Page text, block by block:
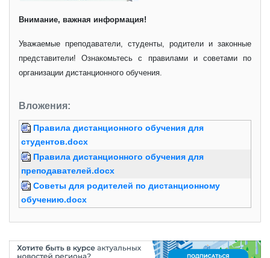
Внимание, важная информация!
Уважаемые преподаватели, студенты, родители и законные
представители! Ознакомьтесь с правилами и советами по
организации дистанционного обучения.
Вложения:
Правила дистанционного обучения для
студентов.docx
Правила дистанционного обучения для
преподавателей.docx
Советы для родителей по дистанционному
обучению.docx